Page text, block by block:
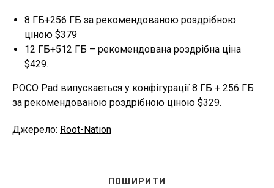
8 ГБ+256 ГБ за рекомендованою роздрібною
ціною $379
12 ГБ+512 ГБ – рекомендована роздрібна ціна
$429.
POCO Pad випускається у конфігурації 8 ГБ + 256 ГБ
за рекомендованою роздрібною ціною $329.
Джерело: Root-Nation
ПОШИРИТИ